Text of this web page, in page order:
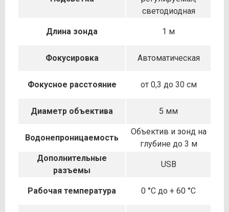
светодиодная
Длина зонда 1 м
Фокусировка Автоматическая
Фокусное расстояние от 0,3 до 30 см
Диаметр объектива 5 мм
Водонепроницаемость
Объектив и зонд на
глубине до 3 м
Дополнительные
разъемы
USB
Рабочая температура 0 °C до + 60 °C